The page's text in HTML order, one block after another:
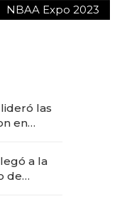
NBAA Expo 2023
las
en
a la
de